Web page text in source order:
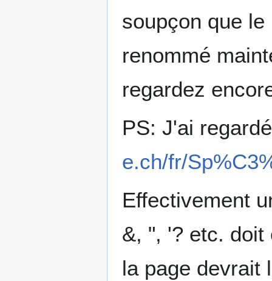
soupçon que
renommé
regardez
PS: J'ai
e.ch/fr/
Effectivement
&, ", '? etc. doit
la page devrait